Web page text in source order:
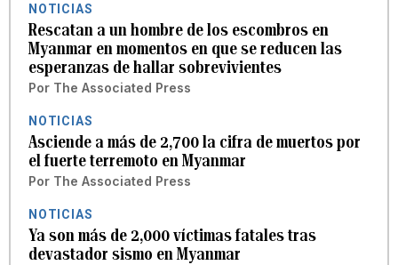
NOTICIAS
Rescatan a un hombre de los escombros en
Myanmar en momentos en que se reducen las
esperanzas de hallar sobrevivientes
Por The Associated Press
NOTICIAS
Asciende a más de 2,700 la cifra de muertos por
el fuerte terremoto en Myanmar
Por The Associated Press
NOTICIAS
Ya son más de 2,000 víctimas fatales tras
devastador sismo en Myanmar